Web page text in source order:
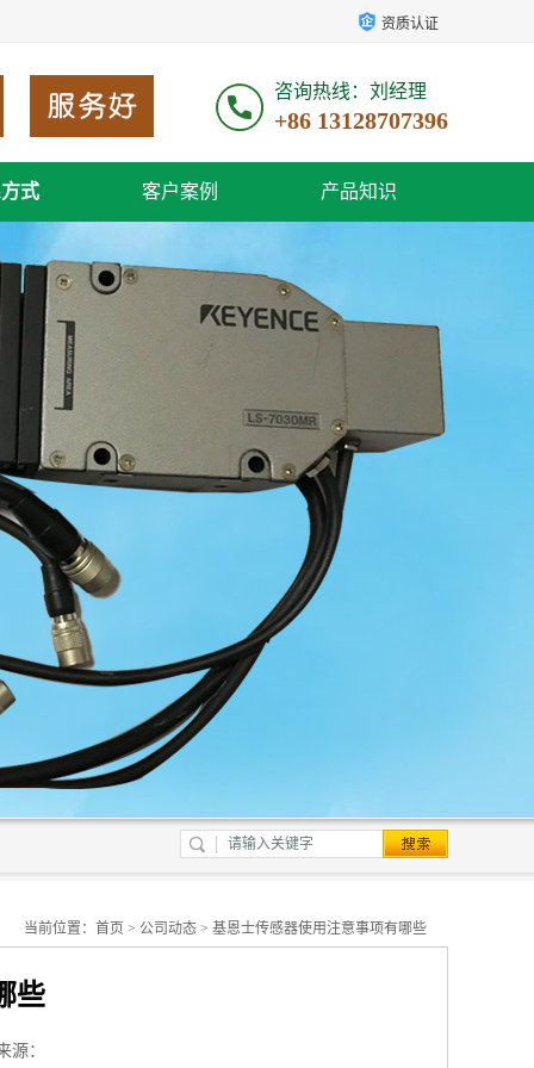
资质认证
咨询热线：刘经理
+86 13128707396
式 客户案例 产品知识
当前位置： 首页 > 公司动态 > 基恩士传感器使用注意事项有哪些
些
源：